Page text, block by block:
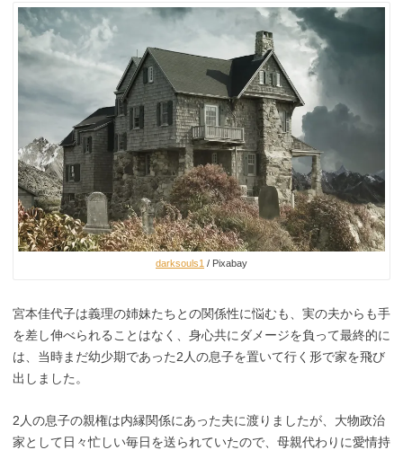
darksouls1 / Pixabay
宮本佳代子は義理の姉妹たちとの関係性に悩むも、実の夫からも手
を差し伸べられることはなく、身心共にダメージを負って最終的に
は、当時まだ幼少期であった2人の息子を置いて行く形で家を飛び
出しました。
2人の息子の親権は内縁関係にあった夫に渡りましたが、大物政治
家として日々忙しい毎日を送られていたので、母親代わりに愛情持